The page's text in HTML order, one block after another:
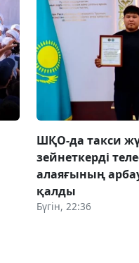
ШҚО-да такси
зейнеткерді
алаяғының
қалды
Бүгін, 22:36